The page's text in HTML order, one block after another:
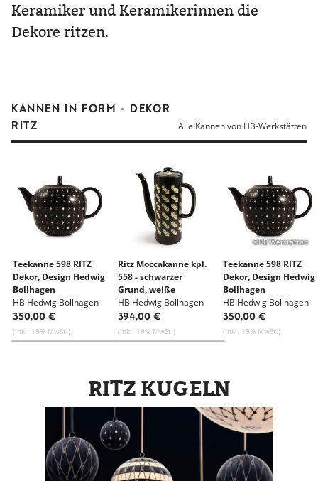
Keramiker und Keramikerinnen die
Dekore ritzen.
KANNEN IN FORM - DEKOR
RITZ
Alle Kannen von HB-Werkstätten
Teekanne 598 RITZ
Dekor, Design Hedwig
Bollhagen
HB Hedwig Bollhagen
Werkstätten für
Keramik
350,00 €
(inkl. 19% MwSt.)
Ritz Moccakanne kpl.
558 - schwarzer
Grund, weiße
geometrische Figuren
HB Hedwig Bollhagen
Werkstätten für
Keramik
394,00 €
(inkl. 19% MwSt.)
©HB Werstätten
Teekanne 598 RITZ
Dekor, Design Hedwig
Bollhagen
HB Hedwig Bollhagen
Werkstätten für
Keramik
350,00 €
(inkl. 19% MwSt.)
RITZ KUGELN